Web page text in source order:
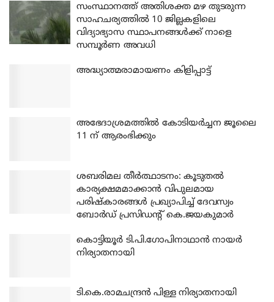
സംസ്ഥാനത്ത് അതിശക്ത മഴ തുടരുന്ന
സാഹചര്യത്തിൽ 10 ജില്ലകളിലെ
വിദ്യാഭ്യാസ സ്ഥാപനങ്ങൾക്ക് നാളെ
സമ്പൂർണ അവധി
അദ്ധ്യാത്മരാമായണം കിളിപ്പാട്ട്
അഭേദാശ്രമത്തില്‍ കോടിയര്‍ച്ചന ജൂലൈ
11 ന് ആരംഭിക്കും
ശബരിമല തീര്‍ത്ഥാടനം: കൂടുതല്‍
കാര്യക്ഷമമാക്കാന്‍ വിപുലമായ
പരിഷ്‌കാരങ്ങള്‍ പ്രഖ്യാപിച്ച് ദേവസ്വം
ബോര്‍ഡ് പ്രസിഡന്റ് കെ.ജയകുമാര്‍
കൊട്ടിയൂര്‍ ടി.പി.ഗോപിനാഥാന്‍ നായര്‍
നിര്യാതനായി
ടി.കെ.രാമചന്ദ്രന്‍ പിള്ള നിര്യാതനായി